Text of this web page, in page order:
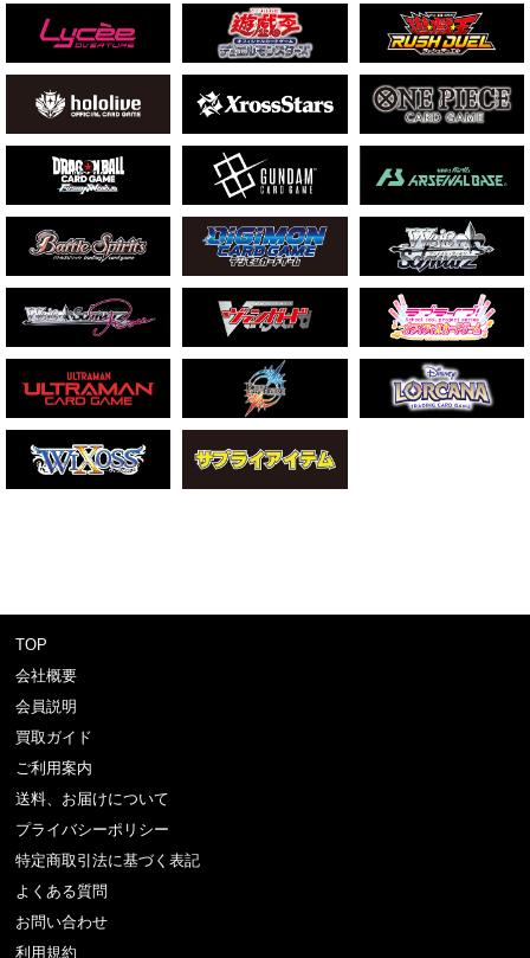
TOP
会社概要
会員説明
買取ガイド
ご利用案内
送料、お届けについて
プライバシーポリシー
特定商取引法に基づく表記
よくある質問
お問い合わせ
利用規約